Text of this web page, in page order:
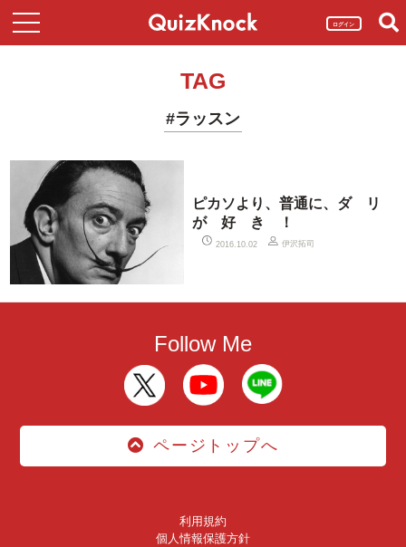
ログイン
TAG
#ラッスン
ピカソより、普通に、ダ リ
が 好 き ！
2016.10.02 伊沢拓司
Follow Me
ページトップへ
利用規約
個人情報保護方針